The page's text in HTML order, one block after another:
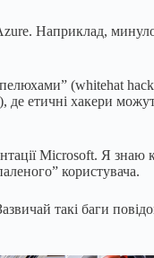
Наприклад,
(whitehat
де етичні хакери
Microsoft. Я знаю
користувача.
такі баги